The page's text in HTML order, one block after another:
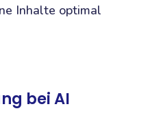
Inhalte optimal
bei AI